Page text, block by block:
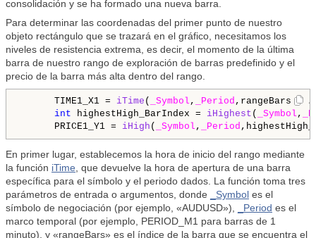
consolidación y se ha formado una nueva barra.
Para determinar las coordenadas del primer punto de nuestro
objeto rectángulo que se trazará en el gráfico, necesitamos los
niveles de resistencia extrema, es decir, el momento de la última
barra de nuestro rango de exploración de barras predefinido y el
precio de la barra más alta dentro del rango.
TIME1_X1 = iTime ( _Symbol , _Period ,rangeBars);
int highestHigh_BarIndex = iHighest ( _Symbol ,
PRICE1_Y1 = iHigh ( _Symbol , _Period
En primer lugar, establecemos la hora de inicio del rango mediante
la función iTime, que devuelve la hora de apertura de una barra
específica para el símbolo y el periodo dados. La función toma tres
parámetros de entrada o argumentos, donde
_Symbol es el
símbolo de negociación (por ejemplo, «AUDUSD»),
_Period es el
marco temporal (por ejemplo, PERIOD_M1 para barras de 1
minuto), y «rangeBars» es el índice de la barra que se encuentra el